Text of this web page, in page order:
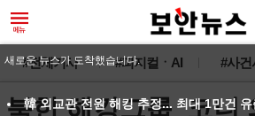
#전체기사 #피지컬ㆍAI #사건
북한 해킹그룹 ‘코니
새로운 뉴스가 도착했습니다.
韓 외교관 전원 해킹 추정... 최대 1만건 유